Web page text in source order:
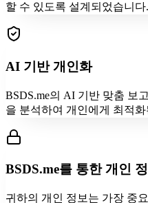
할 수 있도록 설계되었습니다.
AI 기반 개인화
BSDS.me의 AI 기반 맞춤 보
을 분석하여 개인에게 최적
BSDS.me를 통한 개인
귀하의 개인 정보는 가장 중